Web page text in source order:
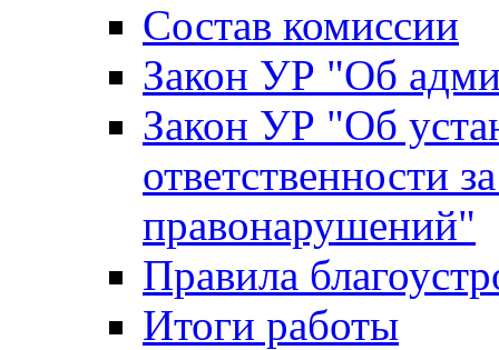
Состав комиссии
Закон УР "Об
Закон УР "Об
ответственности
правонарушений"
Правила
Итоги работы